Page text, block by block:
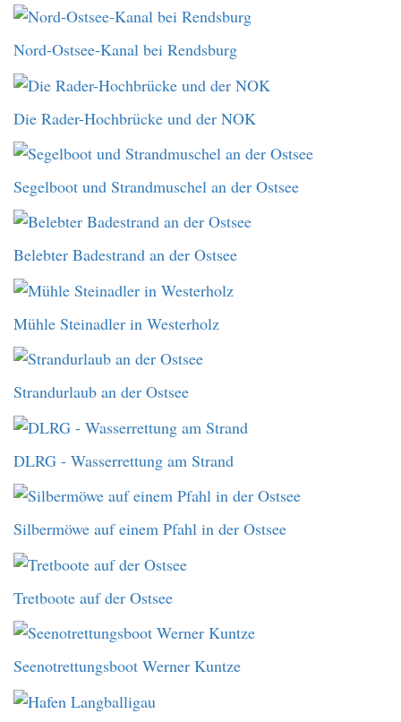
Nord-Ostsee-Kanal bei Rendsburg
Die Rader-Hochbrücke und der NOK
Segelboot und Strandmuschel an der Ostsee
Belebter Badestrand an der Ostsee
Mühle Steinadler in Westerholz
Strandurlaub an der Ostsee
DLRG - Wasserrettung am Strand
Silbermöwe auf einem Pfahl in der Ostsee
Tretboote auf der Ostsee
Seenotrettungsboot Werner Kuntze